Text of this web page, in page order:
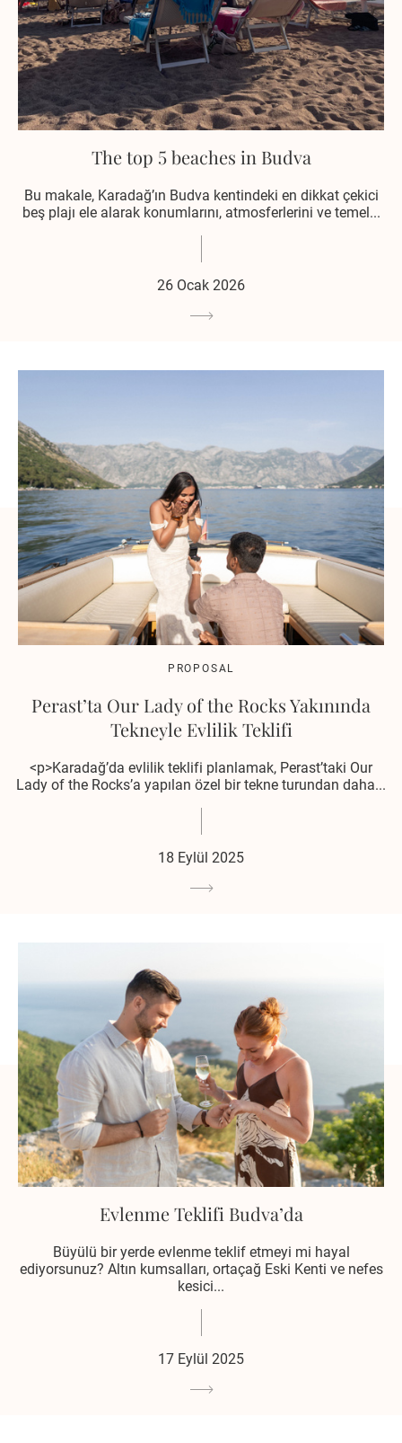
The top 5 beaches in Budva
Bu makale, Karadağ’ın Budva kentindeki en dikkat çekici
beş plajı ele alarak konumlarını, atmosferlerini ve temel...
26 Ocak 2026
PROPOSAL
Perast’ta Our Lady of the Rocks Yakınında
Tekneyle Evlilik Teklifi
<p>Karadağ’da evlilik teklifi planlamak, Perast’taki Our
Lady of the Rocks’a yapılan özel bir tekne turundan daha...
18 Eylül 2025
Evlenme Teklifi Budva’da
Büyülü bir yerde evlenme teklif etmeyi mi hayal
ediyorsunuz? Altın kumsalları, ortaçağ Eski Kenti ve nefes
kesici...
17 Eylül 2025